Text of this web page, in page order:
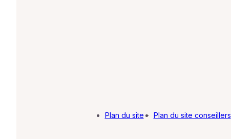
Plan du site · Plan du site conseillers